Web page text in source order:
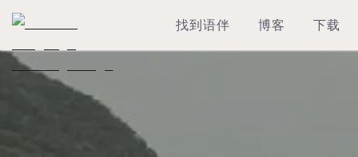
找到语伴 博客 下载